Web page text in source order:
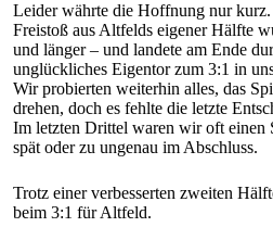
Leider währte die Hoffnung nur
Freistoß aus Altfelds eigener Hälfte
und länger – und landete am Ende
unglückliches Eigentor zum 3:1 in
Wir probierten weiterhin alles, das
drehen, doch es fehlte die letzte
Im letzten Drittel waren wir oft einen
spät oder zu ungenau im Abschluss.
Trotz einer verbesserten zweiten
beim 3:1 für Altfeld.